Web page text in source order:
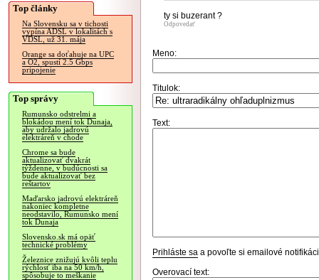
Top články
Na Slovensku sa v tichosti
vypína ADSL v lokalitách s
VDSL, už 31. mája
Orange sa doťahuje na UPC
a O2, spustí 2.5 Gbps
pripojenie
Top správy
Rumunsko odstrelmi a
blokádou mení tok Dunaja,
aby udržalo jadrovú
elektráreň v chode
Chrome sa bude
aktualizovať dvakrát
týždenne, v budúcnosti sa
bude aktualizovať bez
reštartov
Maďarsko jadrovú elektráreň
nakoniec kompletne
neodstavilo, Rumunsko mení
tok Dunaja
Slovensko.sk má opäť
technické problémy
Železnice znižujú kvôli teplu
rýchlosť iba na 50 km/h,
spôsobuje to meškanie
ty si buzerant ?
Odpovedať
Meno:
Titulok:
Text:
Prihláste sa a povoľte si emailové
Overovací text: